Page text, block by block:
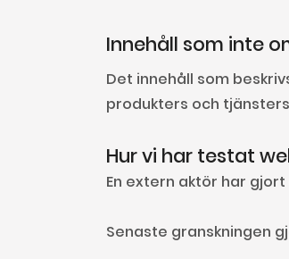
Innehåll som inte
Det innehåll som
produkters och
Hur vi har testat
En extern aktör har
Senaste granskningen